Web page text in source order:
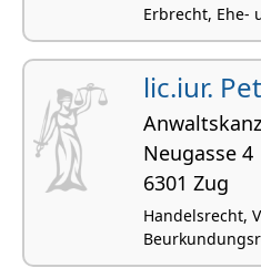
Erbrecht, Ehe-
lic.iur.
Neugasse 4
6301 Zug
Handelsrecht,